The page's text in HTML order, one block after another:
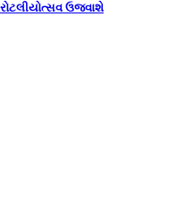
ઉજવાશે